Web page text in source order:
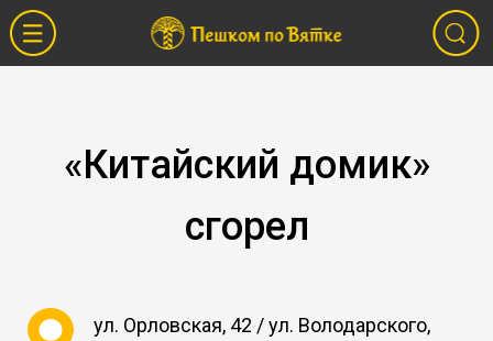
«Китайский домик»
сгорел
ул. Орловская, 42 / ул. Володарского,